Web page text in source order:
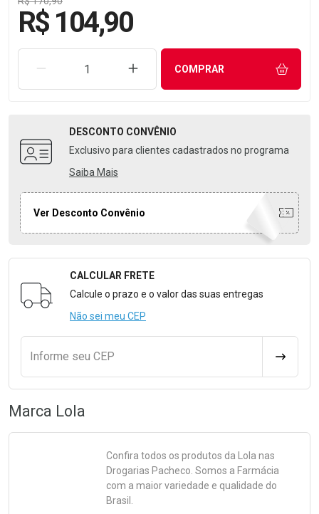
R$ 104,90
REMOVER UMA UNIDADEAUMENTAR UMA UNIDADE
COMPRAR
DESCONTO CONVÊNIO
Exclusivo para clientes cadastrados no programa
Saiba Mais
Ver Desconto Convênio
Formulário para Calcular o Frete
CALCULAR FRETE
Calcule o prazo e o valor das suas entregas
Não sei meu CEP
Informe seu CEP
Marca Lola
Confira todos os produtos da Lola nas
Drogarias Pacheco. Somos a Farmácia
com a maior variedade e qualidade do
Brasil.